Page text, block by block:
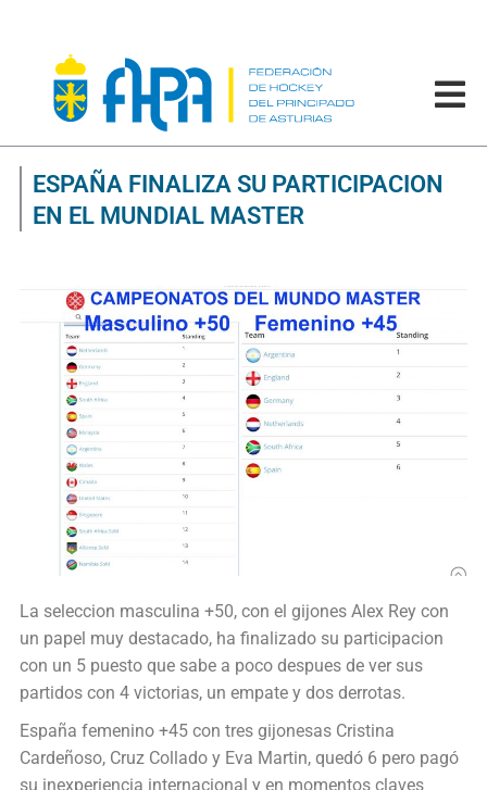
ESPAÑA FINALIZA SU PARTICIPACION
EN EL MUNDIAL MASTER
La seleccion masculina +50, con el gijones Alex Rey con
un papel muy destacado, ha finalizado su participacion
con un 5 puesto que sabe a poco despues de ver sus
partidos con 4 victorias, un empate y dos derrotas.
España femenino +45 con tres gijonesas Cristina
Cardeñoso, Cruz Collado y Eva Martin, quedó 6 pero pagó
su inexperiencia internacional y en momentos claves